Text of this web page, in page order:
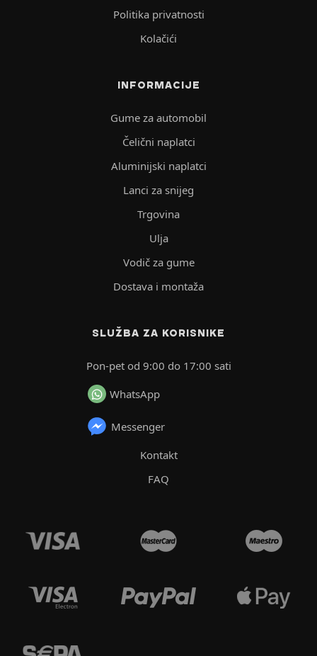
Politika privatnosti
Kolačići
INFORMACIJE
Gume za automobil
Čelični naplatci
Aluminijski naplatci
Lanci za snijeg
Trgovina
Ulja
Vodič za gume
Dostava i montaža
SLUŽBA ZA KORISNIKE
Pon-pet od 9:00 do 17:00 sati
WhatsApp
Messenger
Kontakt
FAQ